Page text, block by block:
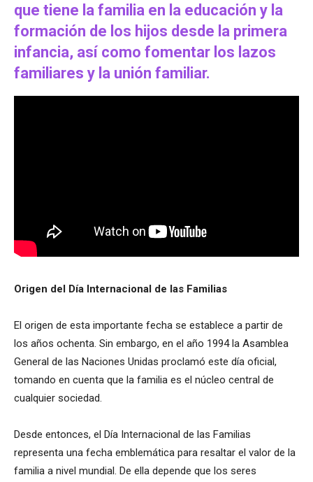
que tiene la familia en la educación y la
formación de los hijos desde la primera
infancia, así como fomentar los lazos
familiares y la unión familiar.
Origen del Día Internacional de las Familias
El origen de esta importante fecha se establece a partir de
los años ochenta. Sin embargo, en el año 1994 la Asamblea
General de las Naciones Unidas proclamó este día oficial,
tomando en cuenta que la familia es el núcleo central de
cualquier sociedad.
Desde entonces, el Día Internacional de las Familias
representa una fecha emblemática para resaltar el valor de la
familia a nivel mundial. De ella depende que los seres